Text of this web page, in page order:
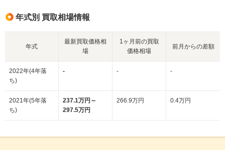
年式別 買取相場情報
年式
最新買取価格相
場
1ヶ月前の買取
価格相場
前月からの差額
2022年(4年落
ち)
- - -
2021年(5年落
ち)
237.1万円～
297.5万円
266.9万円 0.4万円